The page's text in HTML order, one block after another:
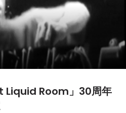
Liquid Room」30周年